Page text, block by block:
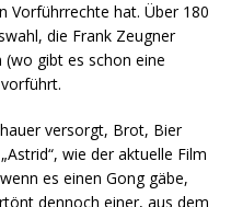
Vorführrechte hat. Über 180
die Frank Zeugner
gibt es schon eine
versorgt, Brot, Bier
wie der aktuelle Film
es einen Gong gäbe,
dennoch einer, aus dem